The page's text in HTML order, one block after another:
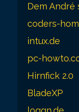
Dem André
coders-
intux.de
pc-
Hirnfick 2.0
BladeXP